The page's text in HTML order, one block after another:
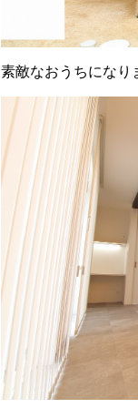
素敵なおうちになり